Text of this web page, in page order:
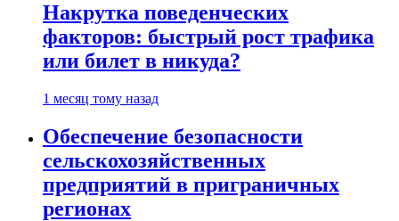
Накрутка поведенческих
факторов: быстрый рост трафика
или билет в никуда?
1 месяц тому назад
Обеспечение безопасности
сельскохозяйственных
предприятий в приграничных
регионах